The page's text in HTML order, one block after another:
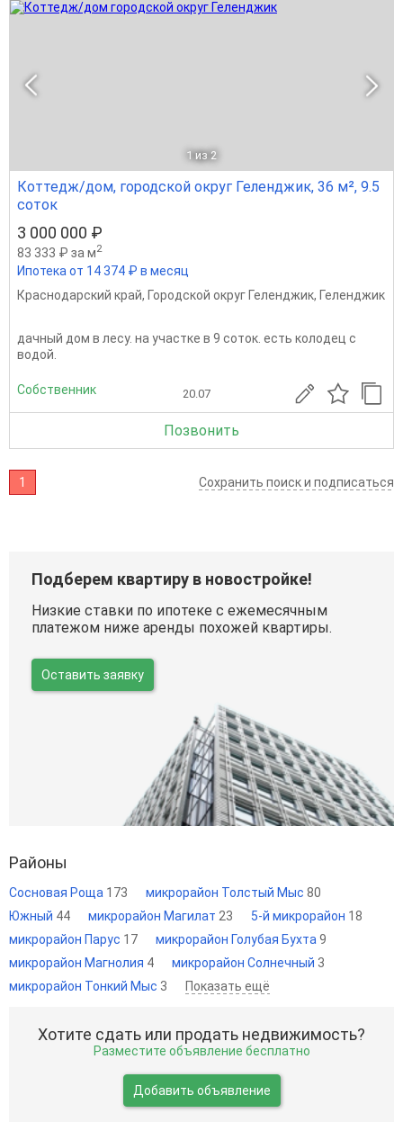
1 из 2
Коттедж/дом, городской округ Геленджик, 36 м², 9.5
соток
3 000 000 ₽
83 333 ₽ за м2
Ипотека от 14 374 ₽ в месяц
Краснодарский край, Городской округ Геленджик, Геленджик
дачный дом в лесу. на участке в 9 соток. есть колодец с
водой.
Собственник 20.07
Позвонить
1 Сохранить поиск и подписаться
Подберем квартиру в новостройке!
Низкие ставки по ипотеке с ежемесячным
платежом ниже аренды похожей квартиры.
Оставить заявку
Районы
Сосновая Роща 173 микрорайон Толстый Мыс 80
Южный 44 микрорайон Магилат 23 5-й микрорайон 18
микрорайон Парус 17 микрорайон Голубая Бухта 9
микрорайон Магнолия 4 микрорайон Солнечный 3
микрорайон Тонкий Мыс 3 Показать ещё
Хотите сдать или продать недвижимость?
Разместите объявление бесплатно
Добавить объявление